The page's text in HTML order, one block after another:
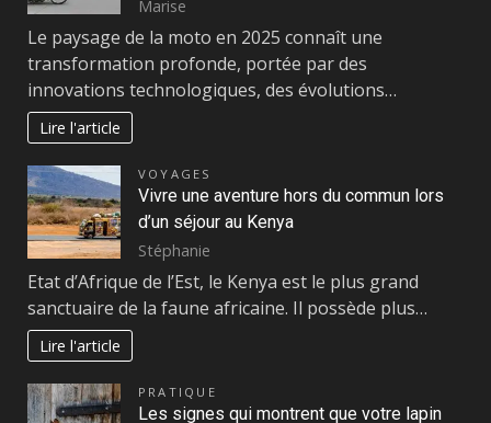
Marise
Le paysage de la moto en 2025 connaît une
transformation profonde, portée par des
innovations technologiques, des évolutions…
Lire l'article
VOYAGES
Vivre une aventure hors du commun lors
d’un séjour au Kenya
Stéphanie
Etat d’Afrique de l’Est, le Kenya est le plus grand
sanctuaire de la faune africaine. Il possède plus…
Lire l'article
PRATIQUE
Les signes qui montrent que votre lapin